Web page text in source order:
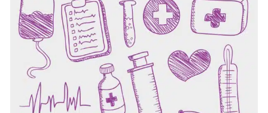
Además de lamovilidad activa, uno de los mayores
de lamovilidad sostenible es lareducción de la
contaminación. El uso de vehículos eléctricos y el
transporte público ayudan a disminuir las emisiones de
contaminantes, que están directamente relacionadas
problemas de salud como:
Enfermedades respiratorias